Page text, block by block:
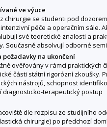
ve výuce
chirurgie se studenti pod
péče a operačním sále.
své teoretické znalosti a
Současně absolvují odborné
požadavky na ukončení
ověřovány v rámci
části státní rigorózní zkoušky.
nástrojů, schopnost
terapeutický postup
dle rozpisu ze studijního
chirurgie) po předchozí